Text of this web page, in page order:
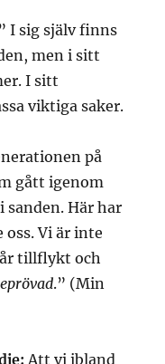
I sig själv finns
men i sitt
I sitt
viktiga saker.
på
gått igenom
sanden. Här har
Vi är inte
tillflykt och
.” (Min
Att vi ibland